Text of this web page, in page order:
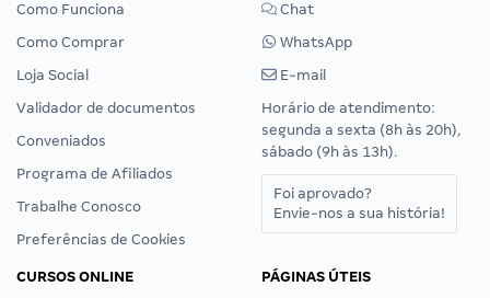
Como Funciona
Como Comprar
Loja Social
Validador de documentos
Conveniados
Programa de Afiliados
Trabalhe Conosco
Preferências de Cookies
Chat
WhatsApp
E-mail
Horário de atendimento:
segunda a sexta (8h às 20h),
sábado (9h às 13h).
Foi aprovado?
Envie-nos a sua história!
CURSOS ONLINE
PÁGINAS ÚTEIS